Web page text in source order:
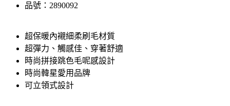
品號：2890092
超保暖內襯細柔刷毛材質
超彈力、觸感佳、穿著舒適
時尚拼接跳色毛呢感設計
時尚韓星愛用品牌
可立領式設計